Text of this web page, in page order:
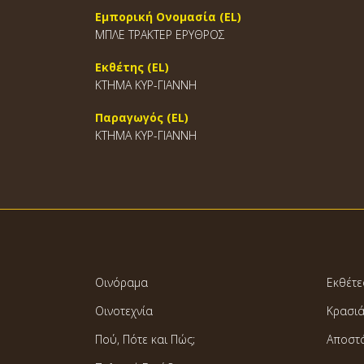
Εμπορική Ονομασία (EL)
ΜΠΛΕ ΤΡΑΚΤΕΡ ΕΡΥΘΡΟΣ
Εκθέτης (EL)
ΚΤΗΜΑ ΚΥΡ-ΓΙΑΝΝΗ
Παραγωγός (EL)
ΚΤΗΜΑ ΚΥΡ-ΓΙΑΝΝΗ
Οινόραμα
Οινοτεχνία
Πού, Πότε και Πώς;
Κρασιά